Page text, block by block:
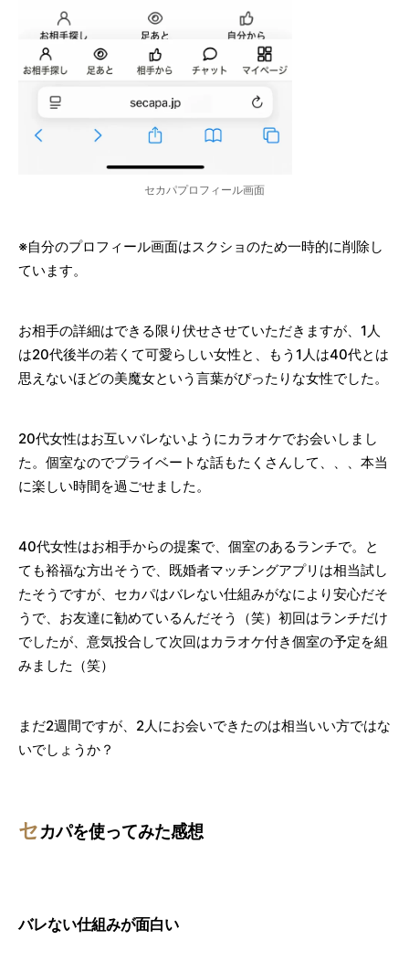
セカパプロフィール画面
※自分のプロフィール画面はスクショのため一時的に削除し
ています。
お相手の詳細はできる限り伏せさせていただきますが、1人
は20代後半の若くて可愛らしい女性と、もう1人は40代とは
思えないほどの美魔女という言葉がぴったりな女性でした。
20代女性はお互いバレないようにカラオケでお会いしまし
た。個室なのでプライベートな話もたくさんして、、、本当
に楽しい時間を過ごせました。
40代女性はお相手からの提案で、個室のあるランチで。と
ても裕福な方出そうで、既婚者マッチングアプリは相当試し
たそうですが、セカパはバレない仕組みがなにより安心だそ
うで、お友達に勧めているんだそう（笑）初回はランチだけ
でしたが、意気投合して次回はカラオケ付き個室の予定を組
みました（笑）
まだ2週間ですが、2人にお会いできたのは相当いい方ではな
いでしょうか？
セカパを使ってみた感想
バレない仕組みが面白い